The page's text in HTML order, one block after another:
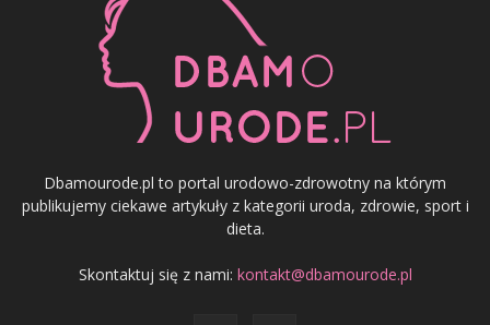
Dbamourode.pl to portal urodowo-zdrowotny na którym
publikujemy ciekawe artykuły z kategorii uroda, zdrowie, sport i
dieta.
Skontaktuj się z nami: kontakt@dbamourode.pl